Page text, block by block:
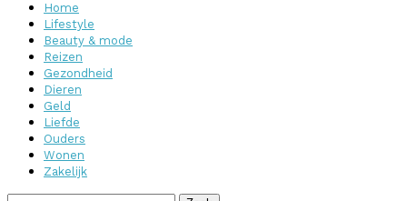
Home
Lifestyle
Beauty & mode
Reizen
Gezondheid
Dieren
Geld
Liefde
Ouders
Wonen
Zakelijk